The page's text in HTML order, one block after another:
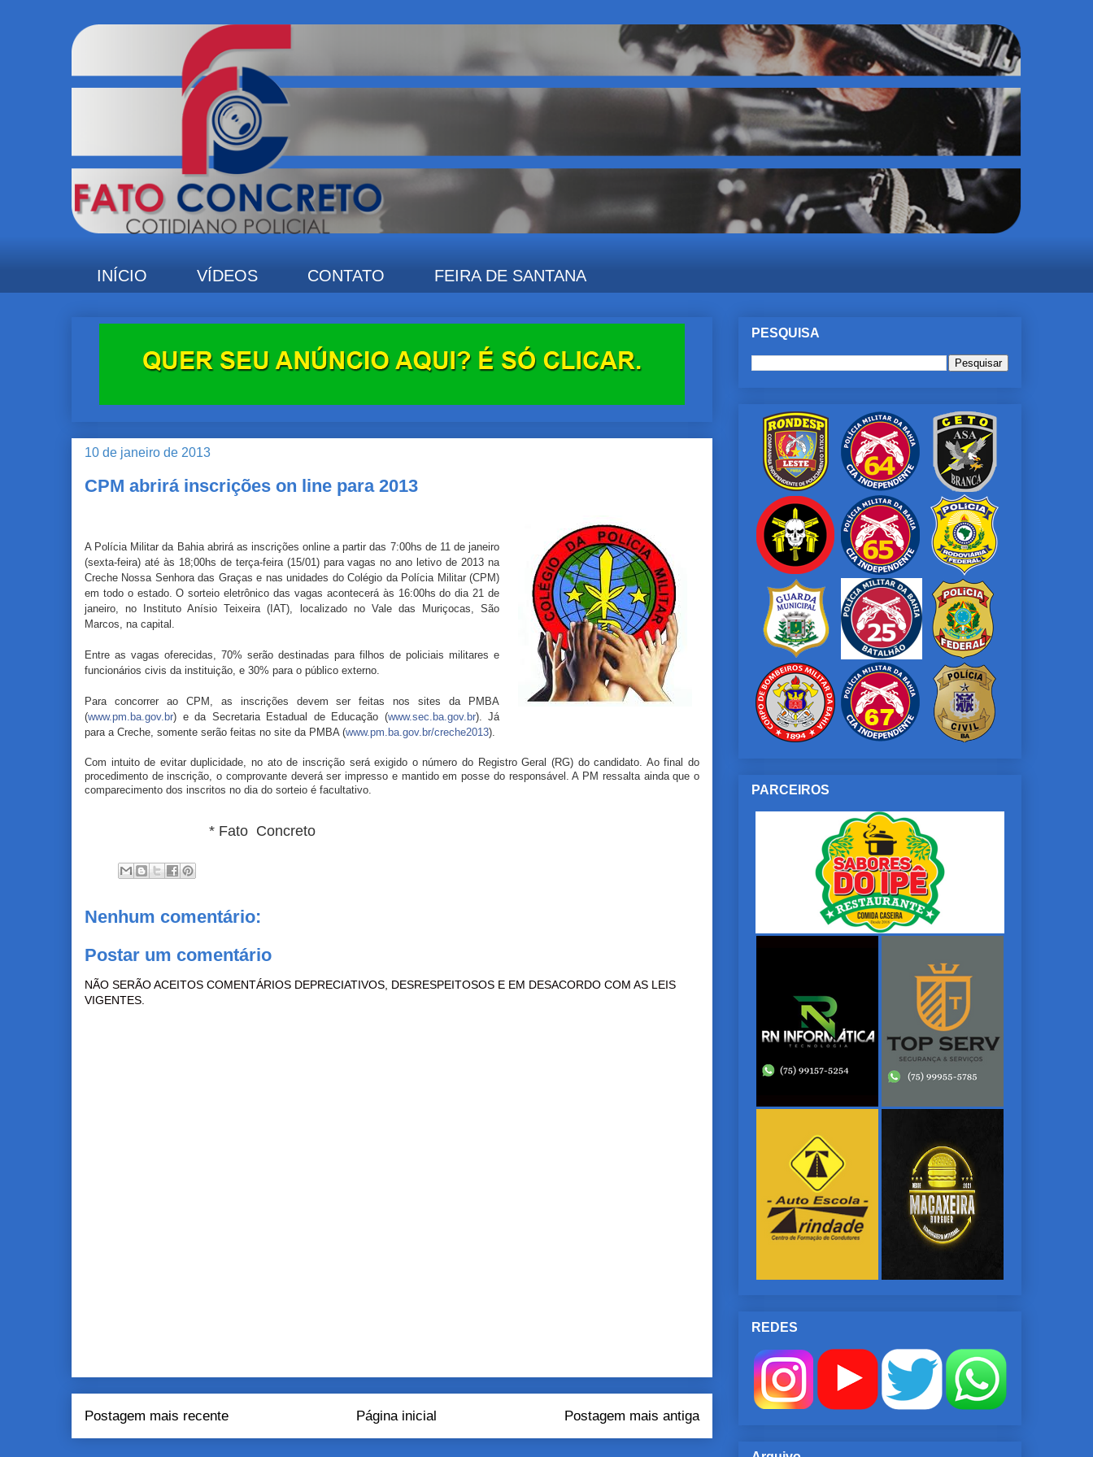
INÍCIO VÍDEOS CONTATO FEIRA DE SANTANA
10 de janeiro de 2013
CPM abrirá inscrições on line para 2013
A Polícia Militar da Bahia abrirá as inscrições online a partir das 7:00hs de 11 de janeiro
(sexta-feira) até às 18;00hs de terça-feira (15/01) para vagas no ano letivo de 2013 na
Creche Nossa Senhora das Graças e nas unidades do Colégio da Polícia Militar (CPM)
em todo o estado. O sorteio eletrônico das vagas acontecerá às 16:00hs do dia 21 de
janeiro, no Instituto Anísio Teixeira (IAT), localizado no Vale das Muriçocas, São
Marcos, na capital.
Entre as vagas oferecidas, 70% serão destinadas para filhos de policiais militares e
funcionários civis da instituição, e 30% para o público externo.
Para concorrer ao CPM, as inscrições devem ser feitas nos sites da PMBA
(www.pm.ba.gov.br) e da Secretaria Estadual de Educação (www.sec.ba.gov.br). Já
para a Creche, somente serão feitas no site da PMBA (www.pm.ba.gov.br/creche2013).
Com intuito de evitar duplicidade, no ato de inscrição será exigido o número do Registro Geral (RG) do candidato. Ao final do
procedimento de inscrição, o comprovante deverá ser impresso e mantido em posse do responsável. A PM ressalta ainda que o
comparecimento dos inscritos no dia do sorteio é facultativo.
* Fato Concreto
Nenhum comentário:
Postar um comentário
NÃO SERÃO ACEITOS COMENTÁRIOS DEPRECIATIVOS, DESRESPEITOSOS E EM DESACORDO COM AS LEIS
VIGENTES.
Postagem mais recente Postagem mais antiga
Página inicial
PESQUISA
PARCEIROS
REDES